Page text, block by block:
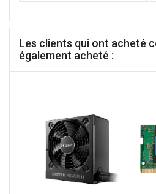
Les clients qui ont acheté
également acheté :